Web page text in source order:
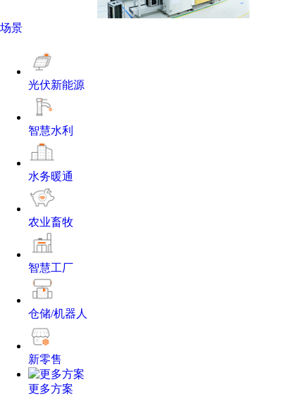
场景
光伏新能源
智慧水利
水务暖通
农业畜牧
智慧工厂
仓储/机器人
新零售
更多方案